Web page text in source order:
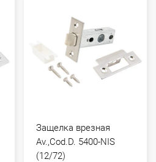
Защелка врезная
Av.,Сod.D. 5400-NIS
(12/72)